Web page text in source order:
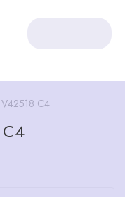
C4